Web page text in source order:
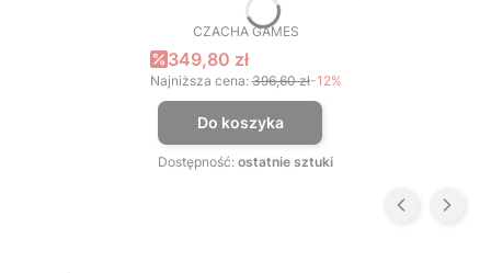
PRODUCENT
CZACHA GAMES
Cena promocyjna
349,80 zł
Najniższa cena: 396,60 zł-12%
Do koszyka
Dostępność: ostatnie sztuki